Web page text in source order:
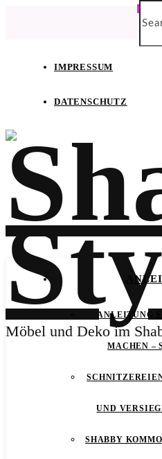
IMPRESSUM
DATENSCHUTZ
Möbel und Deko im
ANLEITUNG
MACHEN –
UND
SHABBY